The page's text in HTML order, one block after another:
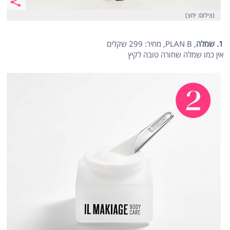
(צילום: יחצ)
1. שמלה
, PLAN B, מחיר: 299 שקלים
אין כמו שמלה שחורה טובה לקיץ